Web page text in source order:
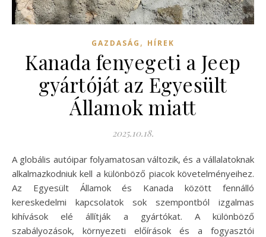
GAZDASÁG , HÍREK
Kanada fenyegeti a Jeep
gyártóját az Egyesült
Államok miatt
2025.10.18.
A globális autóipar folyamatosan változik, és a vállalatoknak
alkalmazkodniuk kell a különböző piacok követelményeihez.
Az Egyesült Államok és Kanada között fennálló
kereskedelmi kapcsolatok sok szempontból izgalmas
kihívások elé állítják a gyártókat. A különböző
szabályozások, környezeti előírások és a fogyasztói